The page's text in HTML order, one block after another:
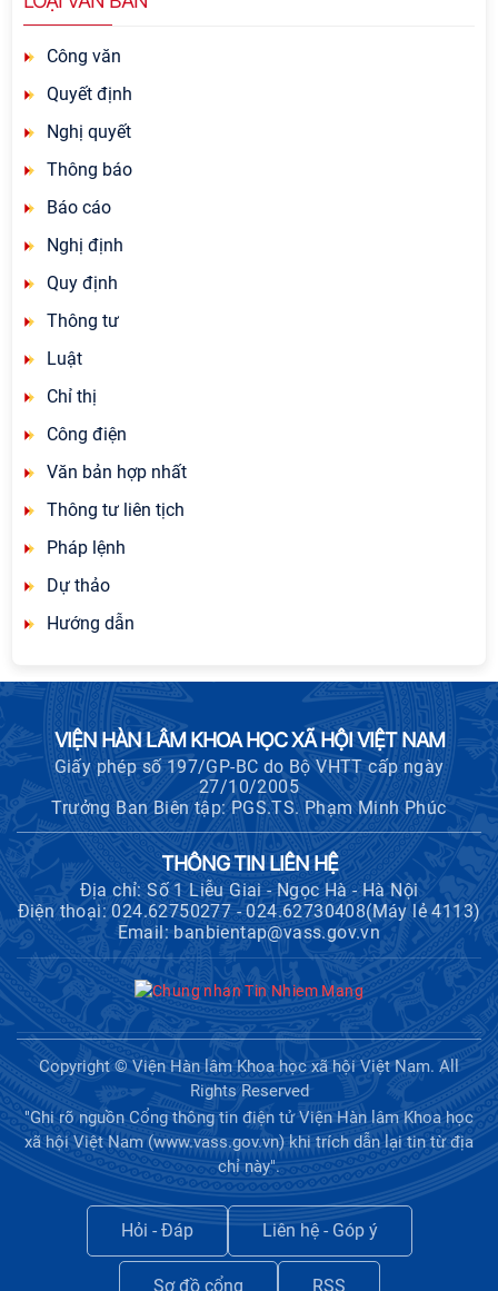
Công văn
Quyết định
Nghị quyết
Thông báo
Báo cáo
Nghị định
Quy định
Thông tư
Luật
Chỉ thị
Công điện
Văn bản hợp nhất
Thông tư liên tịch
Pháp lệnh
Dự thảo
Hướng dẫn
VIỆN HÀN LÂM KHOA HỌC XÃ HỘI VIỆT NAM
Giấy phép số 197/GP-BC do Bộ VHTT cấp ngày
27/10/2005
Trưởng Ban Biên tập: PGS.TS. Phạm Minh Phúc
THÔNG TIN LIÊN HỆ
Địa chỉ: Số 1 Liễu Giai - Ngọc Hà - Hà Nội
Điện thoại: 024.62750277 - 024.62730408(Máy lẻ 4113)
Email: banbientap@vass.gov.vn
Copyright © Viện Hàn lâm Khoa học xã hội Việt Nam. All
Rights Reserved
"Ghi rõ nguồn Cổng thông tin điện tử Viện Hàn lâm Khoa học
xã hội Việt Nam (www.vass.gov.vn) khi trích dẫn lại tin từ địa
chỉ này".
Hỏi - Đáp Liên hệ - Góp ý
Sơ đồ cổng RSS